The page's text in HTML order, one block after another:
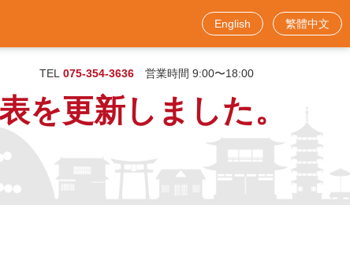
問い合わせフォーム
English 繁體中文
TEL 075-354-3636 営業時間 9:00〜18:00
更新しました。